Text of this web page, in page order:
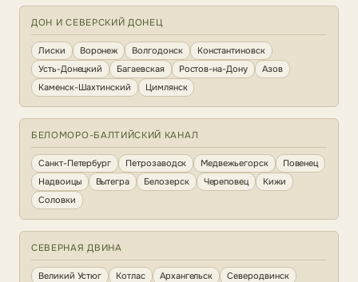
ДОН И СЕВЕРСКИЙ ДОНЕЦ
Лиски Воронеж Волгодонск
Константиновск
Усть-Донецкий
Багаевская Ростов-на-Дону
Азов
Каменск-Шахтинский
Цимлянск
БЕЛОМОРО-БАЛТИЙСКИЙ КАНАЛ
Санкт-Петербург Петрозаводск Медвежьегорск
Повенец
Надвоицы
Вытегра Белозерск Череповец
Кижи
Соловки
СЕВЕРНАЯ ДВИНА
Великий Устюг Котлас Архангельск
Северодвинск